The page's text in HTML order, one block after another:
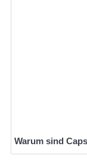
Warum sind